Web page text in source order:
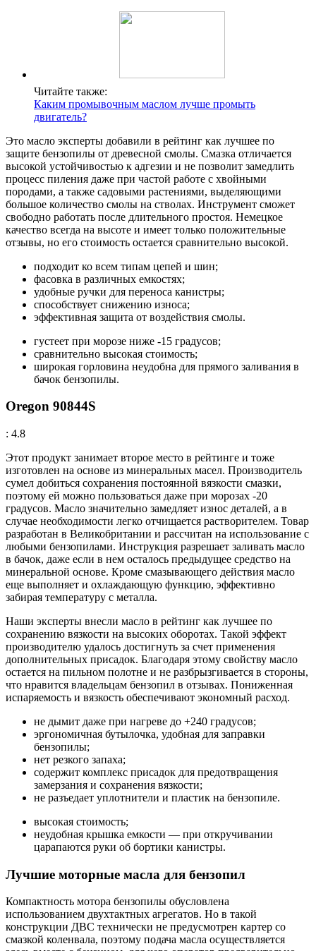
Читайте также:
Каким промывочным маслом лучше промыть
двигатель?
Это масло эксперты добавили в рейтинг как лучшее по
защите бензопилы от древесной смолы. Смазка отличается
высокой устойчивостью к адгезии и не позволит замедлить
процесс пиления даже при частой работе с хвойными
породами, а также садовыми растениями, выделяющими
большое количество смолы на стволах. Инструмент сможет
свободно работать после длительного простоя. Немецкое
качество всегда на высоте и имеет только положительные
отзывы, но его стоимость остается сравнительно высокой.
подходит ко всем типам цепей и шин;
фасовка в различных емкостях;
удобные ручки для переноса канистры;
способствует снижению износа;
эффективная защита от воздействия смолы.
густеет при морозе ниже -15 градусов;
сравнительно высокая стоимость;
широкая горловина неудобна для прямого заливания в
бачок бензопилы.
Oregon 90844S
: 4.8
Этот продукт занимает второе место в рейтинге и тоже
изготовлен на основе из минеральных масел. Производитель
сумел добиться сохранения постоянной вязкости смазки,
поэтому ей можно пользоваться даже при морозах -20
градусов. Масло значительно замедляет износ деталей, а в
случае необходимости легко отчищается растворителем. Товар
разработан в Великобритании и рассчитан на использование с
любыми бензопилами. Инструкция разрешает заливать масло
в бачок, даже если в нем осталось предыдущее средство на
минеральной основе. Кроме смазывающего действия масло
еще выполняет и охлаждающую функцию, эффективно
забирая температуру с металла.
Наши эксперты внесли масло в рейтинг как лучшее по
сохранению вязкости на высоких оборотах. Такой эффект
производителю удалось достигнуть за счет применения
дополнительных присадок. Благодаря этому свойству масло
остается на пильном полотне и не разбрызгивается в стороны,
что нравится владельцам бензопил в отзывах. Пониженная
испаряемость и вязкость обеспечивают экономный расход.
не дымит даже при нагреве до +240 градусов;
эргономичная бутылочка, удобная для заправки
бензопилы;
нет резкого запаха;
содержит комплекс присадок для предотвращения
замерзания и сохранения вязкости;
не разъедает уплотнители и пластик на бензопиле.
высокая стоимость;
неудобная крышка емкости — при откручивании
царапаются руки об бортики канистры.
Лучшие моторные масла для бензопил
Компактность мотора бензопилы обусловлена
использованием двухтактных агрегатов. Но в такой
конструкции ДВС технически не предусмотрен картер со
смазкой коленвала, поэтому подача масла осуществляется